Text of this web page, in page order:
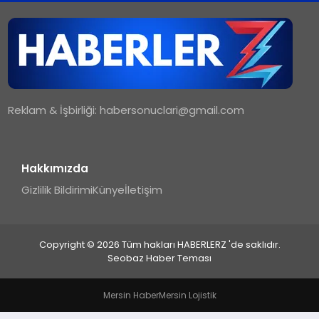
TEKNOLOJI
Reklam & İşbirliği:habersonuclari@gmail.com
Hakkımızda
Gizlilik BildirimiKünyeİletişim
Copyright © 2026 Tüm hakları HABERLERZ 'de saklıdır.
Seobaz Haber Teması
Mersin HaberMersin Lojistik